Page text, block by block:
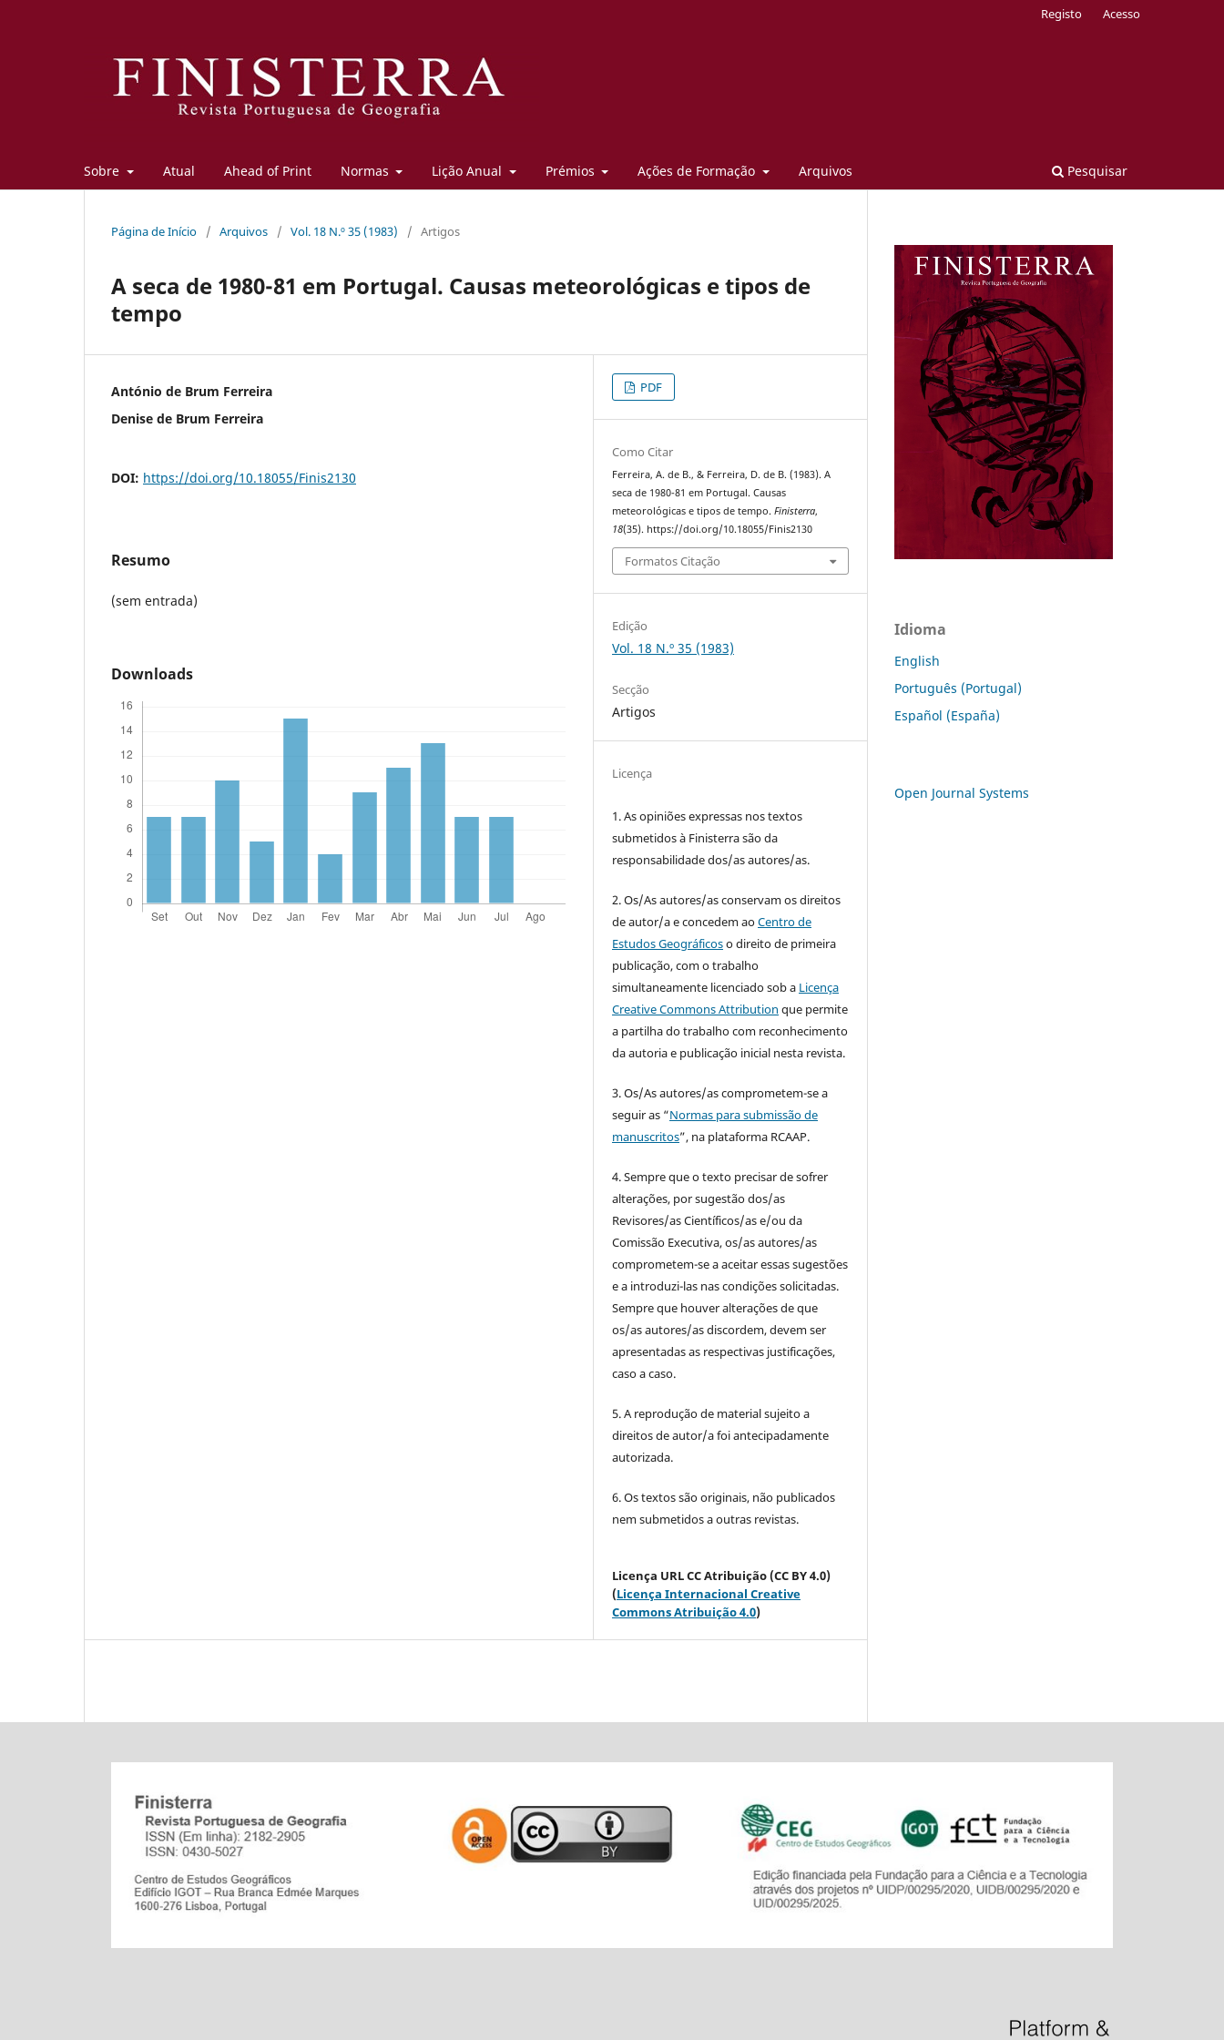
Sobre Atual Ahead of Print Normas Lição Anual Prémios Ações de Formação Arquivos Pesquisar
Registo Acesso
Página de Início / Arquivos / Vol. 18 N.º 35 (1983) / Artigos
A seca de 1980-81 em Portugal. Causas meteorológicas e tipos de
tempo
António de Brum Ferreira
Denise de Brum Ferreira
DOI: https://doi.org/10.18055/Finis2130
Resumo
(sem entrada)
Downloads
PDF
Como Citar
Ferreira, A. de B., & Ferreira, D. de B. (1983). A
seca de 1980-81 em Portugal. Causas
meteorológicas e tipos de tempo.Finisterra,
18(35). https://doi.org/10.18055/Finis2130
Formatos Citação
Edição
Vol. 18 N.º 35 (1983)
Secção
Artigos
Licença
1. As opiniões expressas nos textos
submetidos à Finisterra são da
responsabilidade dos/as autores/as.
2. Os/As autores/as conservam os direitos
de autor/a e concedem aoCentro de
Estudos Geográficoso direito de primeira
publicação, com o trabalho
simultaneamente licenciado sob a Licença
Creative Commons Attribution que permite
a partilha do trabalho com reconhecimento
da autoria e publicação inicial nesta revista.
3. Os/As autores/as comprometem-se a
seguir as “Normas para submissão de
manuscritos”, na plataforma RCAAP.
4. Sempre que o texto precisar de sofrer
alterações, por sugestão dos/as
Revisores/as Científicos/as e/ou da
Comissão Executiva, os/as autores/as
comprometem-se a aceitar essas sugestões
e a introduzi-las nas condições solicitadas.
Sempre que houver alterações de que
os/as autores/as discordem, devem ser
apresentadas as respectivas justificações,
caso a caso.
5. A reprodução de material sujeito a
direitos de autor/a foi antecipadamente
autorizada.
6. Os textos são originais, não publicados
nem submetidos a outras revistas.
Licença URL CC Atribuição (CC BY 4.0)
(Licença Internacional Creative
Commons Atribuição 4.0)
Idioma
English
Português (Portugal)
Español (España)
Open Journal Systems